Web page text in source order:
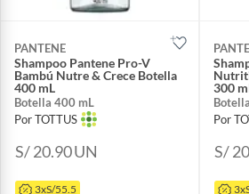
PANTENE
Shampoo Pantene Pro-V
Bambú Nutre & Crece Botella
400 mL
Botella 400 mL
Por TOTTUS
S/ 20.90UN
3xS/55.5
300
Por
S/